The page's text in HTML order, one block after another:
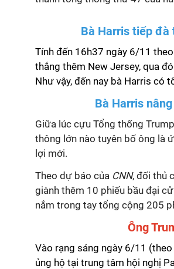
Bà Harris tiếp đà
Tính đến 16h37 ngày 6/11
thắng thêm New Jersey, qua
Như vậy, đến nay bà Harris có
Bà Harris
Giữa lúc cựu Tổng thống
thông lớn nào tuyên bố ông là
lợi mới.
Theo dự báo của CNN, đối thủ
giành thêm 10 phiếu bầu đại
nắm trong tay tổng cộng 205
Ông
Vào rạng sáng ngày 6/11
ủng hộ tại trung tâm hội nghị